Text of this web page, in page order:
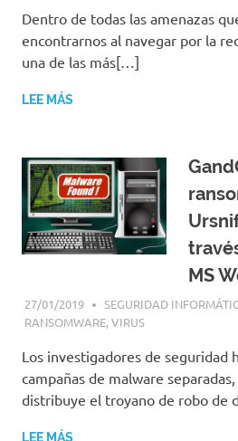
Dentro de todas las amenazas
encontrarnos al navegar por la
una de las más[…]
LEE MÁS
MS
27/01/2019
SEGURIDAD
RANSOMWARE,VIRUS
Los investigadores de seguridad
campañas de malware
distribuye el troyano de robo de
LEE MÁS